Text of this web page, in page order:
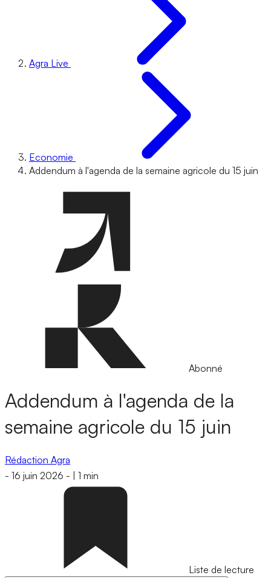
Agra Live
Economie
Addendum à l'agenda de la semaine agricole du 15 juin
Abonné
Addendum à l'agenda de la
semaine agricole du 15 juin
Rédaction Agra
- 16 juin 2026 - 1 min
Liste de lecture